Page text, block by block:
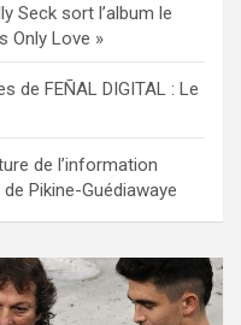
Seck sort l’album le
Only Love »
de FEÑAL DIGITAL : Le
de l’information
Pikine-Guédiawaye